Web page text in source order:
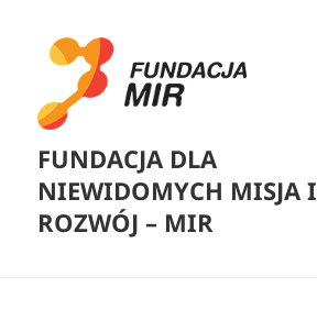
FUNDACJA DLA
NIEWIDOMYCH MISJA I
ROZWÓJ – MIR